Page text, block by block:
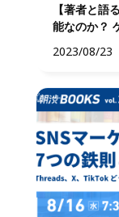
【著者と語
能なのか？
2023/08/23